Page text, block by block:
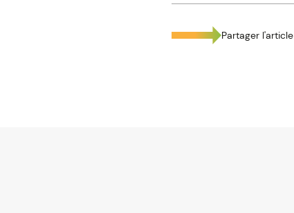
Partager l'article